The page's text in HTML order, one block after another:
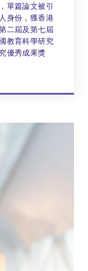
單篇論文被引
身份，獲香港
二屆及第七屆
教育科學研究
優秀成果獎